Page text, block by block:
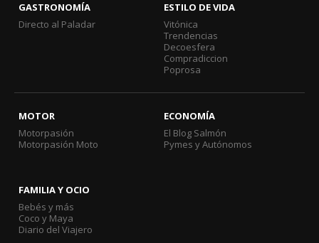
GASTRONOMÍA
Directo al Paladar
ESTILO DE VIDA
Vitónica
Trendencias
Decoesfera
Compradiccion
Poprosa
MOTOR
Motorpasión
Motorpasión Moto
ECONOMÍA
El Blog Salmón
Pymes y Autónomos
FAMILIA Y OCIO
Bebés y más
Coco y Maya
Diario del Viajero